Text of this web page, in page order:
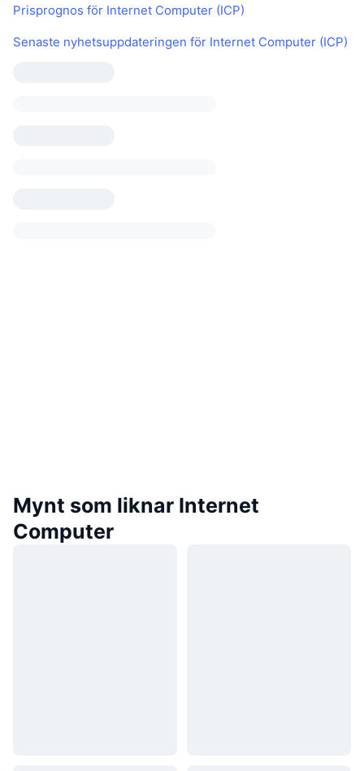
Prisprognos för Internet Computer (ICP)
Senaste nyhetsuppdateringen för Internet Computer (ICP)
Mynt som liknar Internet
Computer